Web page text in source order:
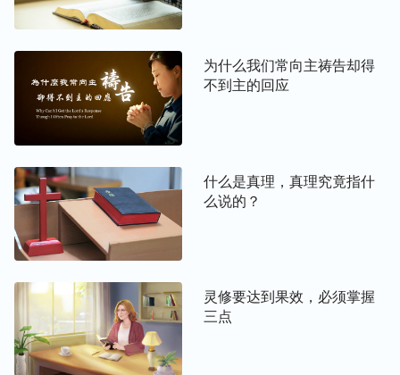
我们苦恼的根源，才能找着解决问题的路途。以后还
按神的心意去行，做神喜悦的“卑者”，这样才能得着
神的祝福，与搭档和谐配搭。
主持人（向光）：渴慕姊妹，我们要想与别人达到和
谐配搭，一方面是要放下自己的狂妄自是，做一个谦
卑的人；其次还需要咱们有个虚心寻求的心，不管和
谁一起搭档做事工，别人提出什么观点，不管咱们能
否领受，咱都得来在神面前
的观点是否正确，看怎么做合神的心意。神的话说：
“ 两个人配搭尽本分有时候因为一个原则性的问题发
生争执，有不同的看法，产生了不同的意见，这个时
候怎么办？这个问题是不是常常出现哪？这是正常现
象，因为人的头脑、素质、见地、年龄、阅历都不
为什么我们常向主祷告却得
不到主的回应
什么是真理，真理究竟指什
么说的？
灵修要达到果效，必须掌握
三点